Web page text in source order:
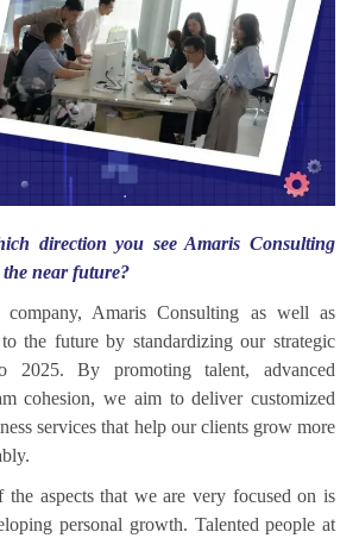
direction you see Amaris Consulting
near future?
Amaris Consulting as well as
the future by standardizing our strategic
By promoting talent, advanced
cohesion, we aim to deliver customized
services that help our clients grow more
aspects that we are very focused on is
personal growth. Talented people at